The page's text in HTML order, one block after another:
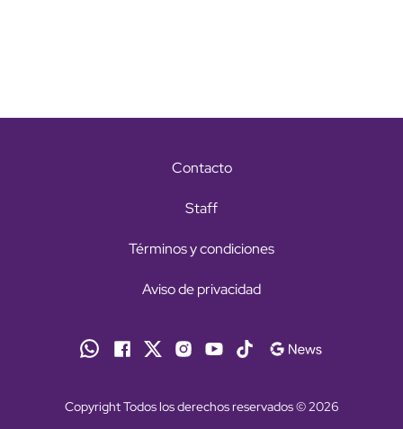
Contacto
Staff
Términos y condiciones
Aviso de privacidad
Copyright Todos los derechos reservados © 2026